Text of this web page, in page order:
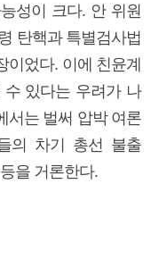
성이 크다. 안 위원
탄핵과 특별검사법
이었다. 이에 친윤계
있다는 우려가 나
서는 벌써 압박 여론
의 차기 총선 불출
등을 거론한다.